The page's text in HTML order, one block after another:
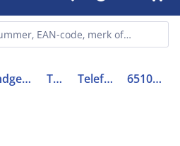
Handgereedschap Tangen Telefoontang 65100.40890